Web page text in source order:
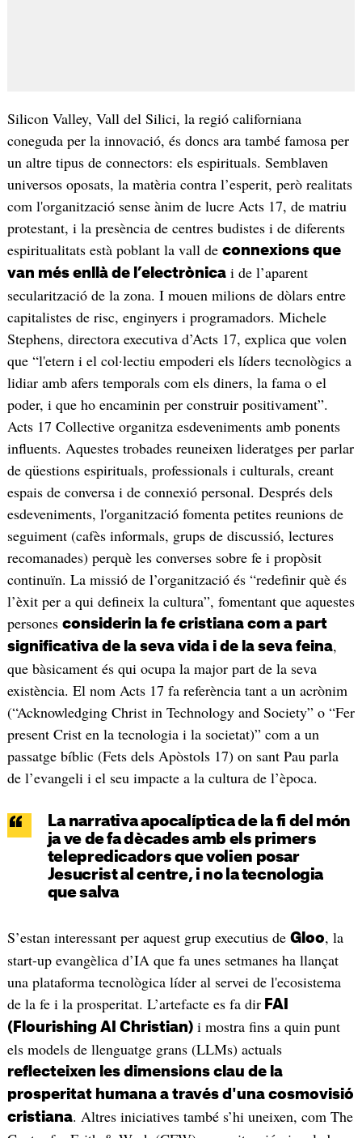
Silicon Valley, Vall del Silici, la regió californiana
coneguda per la innovació, és doncs ara també famosa per
un altre tipus de connectors: els espirituals. Semblaven
universos oposats, la matèria contra l’esperit, però realitats
com l'organització sense ànim de lucre Acts 17, de matriu
protestant, i la presència de centres budistes i de diferents
espiritualitats està poblant la vall de connexions que
van més enllà de l’electrònicai de l’aparent
secularització de la zona. I mouen milions de dòlars entre
capitalistes de risc, enginyers i programadors. Michele
Stephens, directora executiva d’Acts 17, explica que volen
que “l'etern i el col·lectiu empoderi els líders tecnològics a
lidiar amb afers temporals com els diners, la fama o el
poder, i que ho encaminin per construir positivament”.
Acts 17 Collective organitza esdeveniments amb ponents
influents. Aquestes trobades reuneixen lideratges per parlar
de qüestions espirituals, professionals i culturals, creant
espais de conversa i de connexió personal. Després dels
esdeveniments, l'organització fomenta petites reunions de
seguiment (cafès informals, grups de discussió, lectures
recomanades) perquè les converses sobre fe i propòsit
continuïn. La missió de l’organització és “redefinir què és
l’èxit per a qui defineix la cultura”, fomentant que aquestes
persones considerin la fe cristiana com a part
significativa de la seva vida i de la seva feina,
que bàsicament és qui ocupa la major part de la seva
existència. El nom Acts 17 fa referència tant a un acrònim
(“Acknowledging Christ in Technology and Society” o “Fer
present Crist en la tecnologia i la societat)” com a un
passatge bíblic (Fets dels Apòstols 17) on sant Pau parla
de l’evangeli i el seu impacte a la cultura de l’època.
La narrativa apocalíptica de la fi del món
ja ve de fa dècades amb els primers
telepredicadors que volien posar
Jesucrist al centre, i no la tecnologia
que salva
S’estan interessant per aquest grup executius de Gloo, la
start-up evangèlica d’IA que fa unes setmanes ha llançat
una plataforma tecnològica líder al servei de l'ecosistema
de la fe i la prosperitat. L’artefacte es fa dirFAI
(Flourishing AI Christian)i mostra fins a quin punt
els models de llenguatge grans (LLMs) actuals
reflecteixen les dimensions clau de la
prosperitat humana a través d'una cosmovisió
cristiana. Altres iniciatives també s’hi uneixen, com The